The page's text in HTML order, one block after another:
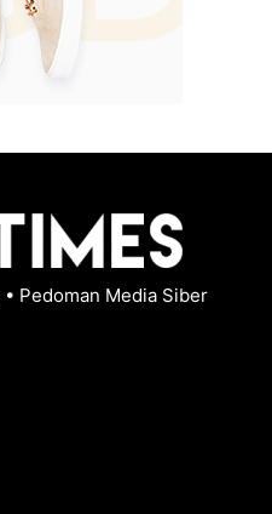
• Pedoman Media Siber